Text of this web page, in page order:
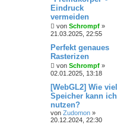
Eindruck
vermeiden
von Schrompf »
21.03.2025, 22:55
Perfekt genaues
Rasterizen
von Schrompf »
02.01.2025, 13:18
[WebGL2] Wie viel
Speicher kann ich
nutzen?
von Zudomon »
20.12.2024, 22:30